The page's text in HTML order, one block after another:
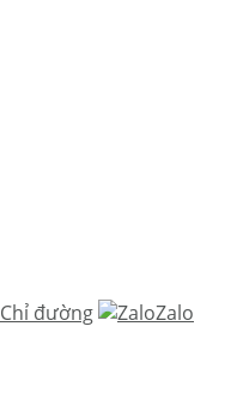
Chỉ đường
Zalo